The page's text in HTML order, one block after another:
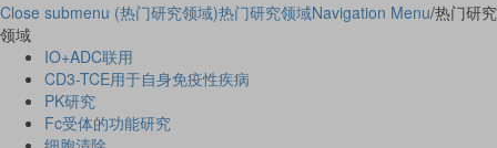
Close submenu (热门研究领域)热门研究领域Navigation Menu/热门研究
领域
IO+ADC联用
CD3-TCE用于自身免疫性疾病
PK研究
Fc受体的功能研究